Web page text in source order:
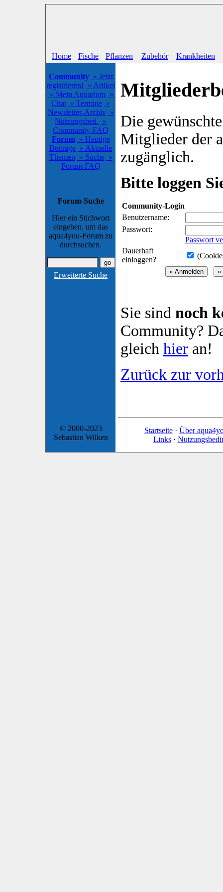
Home Fische Pflanzen Zubehör Krankheiten
Community » Jetzt
registrieren! » Artikel
» Mein Aquarium »
Chat » Termine »
Newsletter-Archiv »
Nutzungsbed. »
Community-FAQ
Forum » Heutige
Beiträge » Aktuelle
Themen » Suche »
Forum-FAQ
Forum-Suche
Hier ein Stichwort
eingeben, um das
aqua4you-Forum zu
durchsuchen.
Erweiterte Suche
Die
Mitglieder der
zugänglich.
Bitte loggen
Community-Login
Benutzername:
Passwort:
Passwort
Dauerhaft
einloggen?
Sie sind noch
Community?
gleich hier an!
Zurück zur
© 2000-2023
Sebastian Wilken
Startseite· Über
Links·